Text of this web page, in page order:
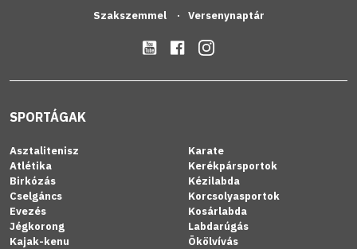
Szakszemmel Versenynaptár
SPORTÁGAK
Asztalitenisz
Atlétika
Birkózás
Cselgáncs
Evezés
Jégkorong
Kajak-kenu
Karate
Kerékpársportok
Kézilabda
Korcsolyasportok
Kosárlabda
Labdarúgás
Ökölvívás